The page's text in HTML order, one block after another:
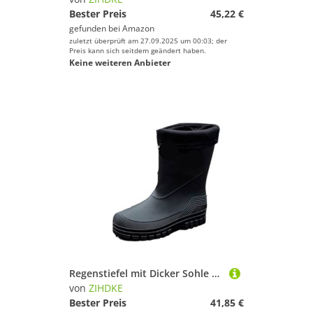
Bester Preis
45,22 €
gefunden bei Amazon
zuletzt überprüft am 27.09.2025 um 00:03; der
Preis kann sich seitdem geändert haben.
Keine weiteren Anbieter
Regenstiefel mit Dicker Sohle und mittlerem Rohr rutschfeste wasserdichte Herrenschuhe Outdoor-Wasserstiefel Warme Gummischuhe Für Industrie Handwerk(Black,40)
von ZIHDKE
Bester Preis
41,85 €